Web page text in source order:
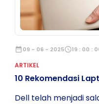
date_range09 - 06 - 2025schedule19 : 00 :
ARTIKEL
10 Rekomendasi
Dell telah menjadi